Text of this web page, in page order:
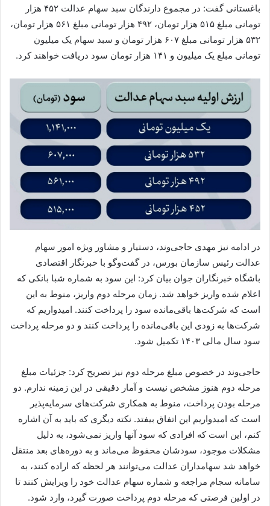
باغستانی گفت: در مجموع دارندگان سبد سهام عدالت ۴۵۲ هزار
تومانی مبلغ ۵۱۵ هزار تومان، ۴۹۲ هزار تومانی مبلغ ۵۶۱ هزار تومان،
۵۳۲ هزار تومانی مبلغ ۶۰۷ هزار تومان و سبد سهام یک میلیون
تومانی مبلغ یک میلیون و ۱۴۱ هزار تومان سود دریافت خواهند کرد.
در ادامه نیز مهدی حاجی‌وند، دستیار و مشاور ویژه امور سهام
عدالت رئیس سازمان بورس، در گفت‌و‌گو با خبرنگار اقتصادی
باشگاه خبرنگاران جوان بیان کرد: این سود به شماره شبا بانکی که
اعلام شده واریز خواهد شد. زمان مرحله دوم واریز، منوط به این
است که شرکت‌ها باقی‌مانده سود را پرداخت کنند. امیدواریم که
شرکت‌ها به زودی این باقی‌مانده را پرداخت کنند و دو مرحله پرداخت
سود سال مالی ۱۴۰۳ تکمیل شود.
حاجی‌وند در خصوص مبلغ مرحله دوم نیز تصریح کرد: جزئیات مبلغ
مرحله دوم هنوز مشخص نیست و آمار دقیقی در این زمینه ندارم. دو
مرحله بودن پرداخت، منوط به همکاری شرکت‌های سرمایه‌پذیر
است که امیدواریم این اتفاق بیفتد. نکته دیگری که باید به آن اشاره
کنم، این است که افرادی که سود آنها واریز نمی‌شود، به دلیل
مشکلات موجود، سودشان محفوظ می‌ماند و به دوره‌های بعد منتقل
خواهد شد سهامداران عدالت می‌توانند هر لحظه که اراده کنند، به
سامانه سجام مراجعه و شماره سهام عدالت خود را ویرایش کنند تا
در اولین فرصتی که مرحله دوم پرداخت صورت گیرد، وارد شود.